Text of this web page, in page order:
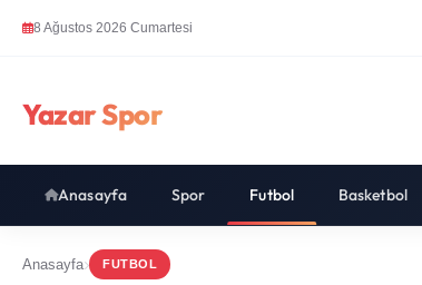
8 Ağustos 2026 Cumartesi
Yazar Spor
Anasayfa Spor Futbol Basketbol
Anasayfa FUTBOL